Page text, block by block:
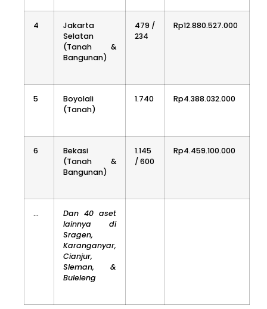
4
Jakarta
Selatan
(Tanah &
Bangunan)
479 /
234
Rp12.880.527.000
5
Boyolali
(Tanah)
1.740 Rp4.388.032.000
6
Bekasi
(Tanah &
Bangunan)
1.145
/ 600
Rp4.459.100.000
…
Dan 40 aset
lainnya di
Sragen,
Karanganyar,
Cianjur,
Sleman, &
Buleleng